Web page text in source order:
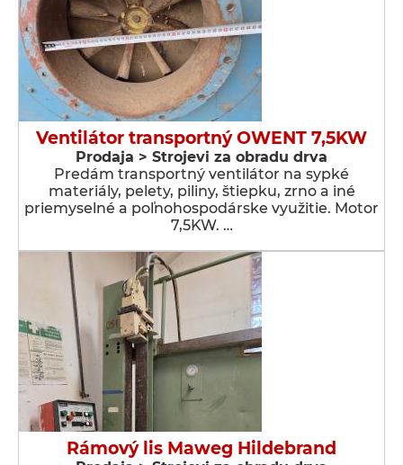
Ventilátor transportný OWENT 7,5KW
Prodaja > Strojevi za obradu drva
Predám transportný ventilátor na sypké
materiály, pelety, piliny, štiepku, zrno a iné
priemyselné a poľnohospodárske využitie. Motor
7,5KW. …
Rámový lis Maweg Hildebrand